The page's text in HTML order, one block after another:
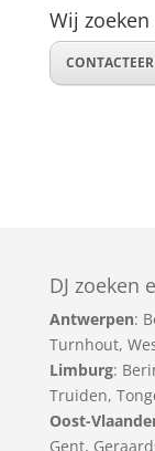
Wij zoeken
DJ zoeken
Antwerpen:
Turnhout,
Limburg:
Truiden,
Oost-
Gent,